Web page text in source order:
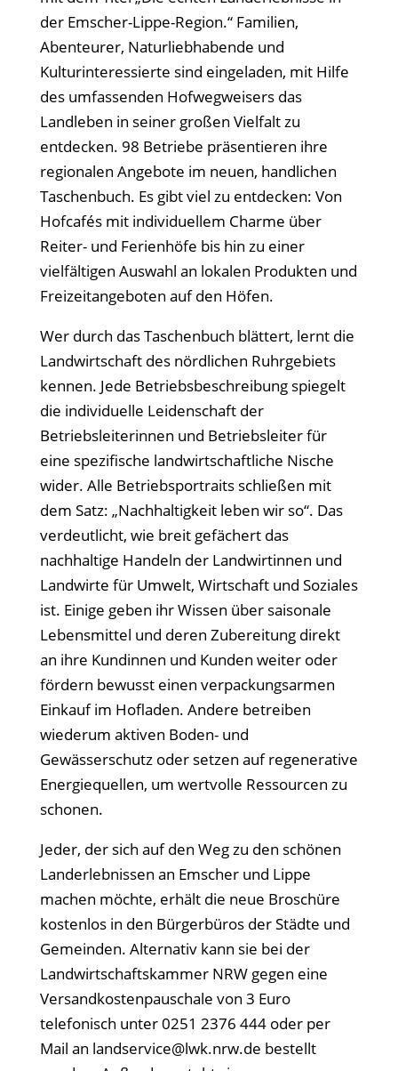
der Emscher-Lippe-Region.“ Familien,
Abenteurer, Naturliebhabende und
Kulturinteressierte sind eingeladen, mit Hilfe
des umfassenden Hofwegweisers das
Landleben in seiner großen Vielfalt zu
entdecken. 98 Betriebe präsentieren ihre
regionalen Angebote im neuen, handlichen
Taschenbuch. Es gibt viel zu entdecken: Von
Hofcafés mit individuellem Charme über
Reiter- und Ferienhöfe bis hin zu einer
vielfältigen Auswahl an lokalen Produkten und
Freizeitangeboten auf den Höfen.
Wer durch das Taschenbuch blättert, lernt die
Landwirtschaft des nördlichen Ruhrgebiets
kennen. Jede Betriebsbeschreibung spiegelt
die individuelle Leidenschaft der
Betriebsleiterinnen und Betriebsleiter für
eine spezifische landwirtschaftliche Nische
wider. Alle Betriebsportraits schließen mit
dem Satz: „Nachhaltigkeit leben wir so“. Das
verdeutlicht, wie breit gefächert das
nachhaltige Handeln der Landwirtinnen und
Landwirte für Umwelt, Wirtschaft und Soziales
ist. Einige geben ihr Wissen über saisonale
Lebensmittel und deren Zubereitung direkt
an ihre Kundinnen und Kunden weiter oder
fördern bewusst einen verpackungsarmen
Einkauf im Hofladen. Andere betreiben
wiederum aktiven Boden- und
Gewässerschutz oder setzen auf regenerative
Energiequellen, um wertvolle Ressourcen zu
schonen.
Jeder, der sich auf den Weg zu den schönen
Landerlebnissen an Emscher und Lippe
machen möchte, erhält die neue Broschüre
kostenlos in den Bürgerbüros der Städte und
Gemeinden. Alternativ kann sie bei der
Landwirtschaftskammer NRW gegen eine
Versandkostenpauschale von 3 Euro
telefonisch unter 0251 2376 444 oder per
Mail an landservice@lwk.nrw.de bestellt